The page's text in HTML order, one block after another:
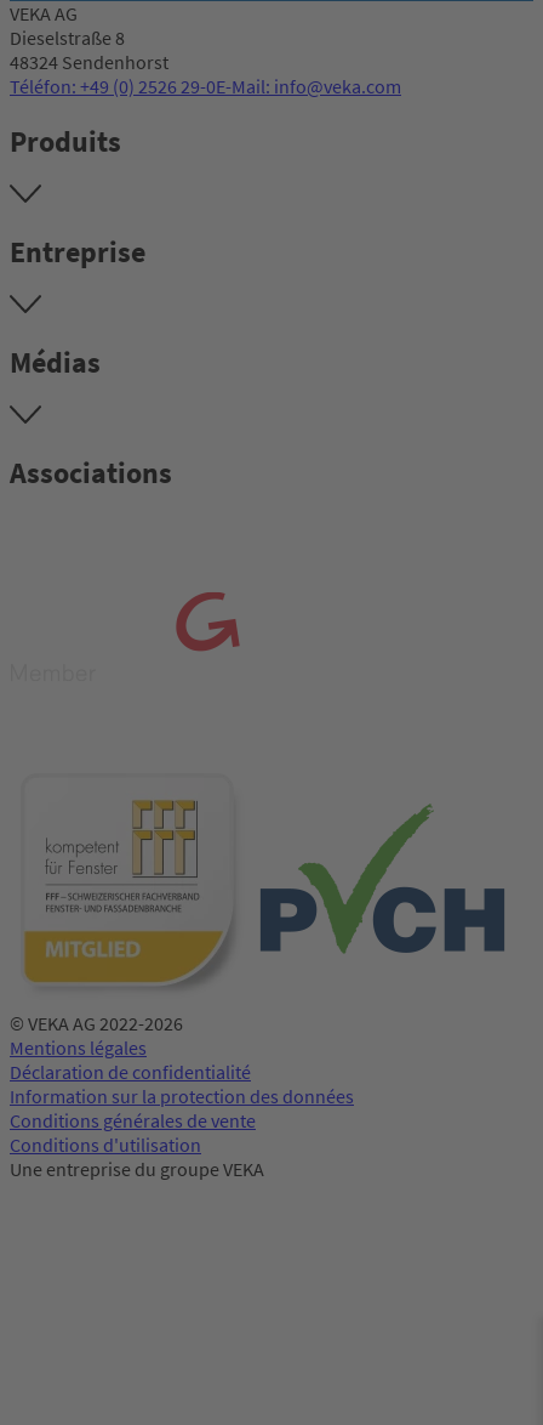
VEKA AG
Dieselstraße 8
48324 Sendenhorst
Téléfon: +49 (0) 2526 29-0E-Mail: info@veka.com
Produits
Entreprise
Médias
Associations
© VEKA AG 2022-2026
Mentions légales
Déclaration de confidentialité
Information sur la protection des données
Conditions générales de vente
Conditions d'utilisation
Une entreprise du groupe VEKA